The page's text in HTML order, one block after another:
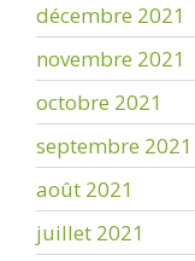
décembre 2021
novembre 2021
octobre 2021
septembre 2021
août 2021
juillet 2021